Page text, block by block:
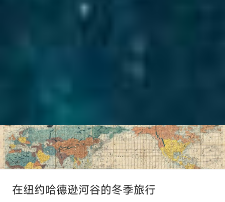
在纽约哈德逊河谷的冬季旅行